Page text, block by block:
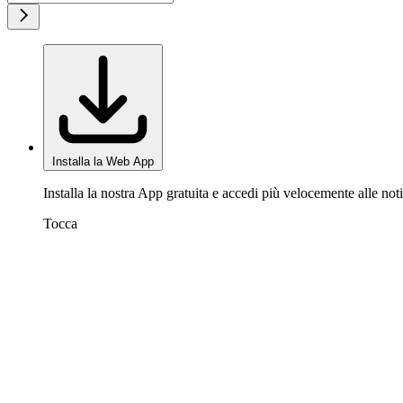
Installa la Web App
Installa la nostra App gratuita e accedi più velocemente alle
Tocca